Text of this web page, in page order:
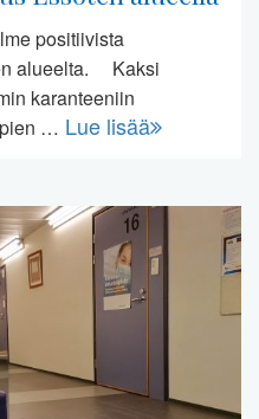
positiivista
alueelta. Kaksi
karanteeniin
… Lue lisää